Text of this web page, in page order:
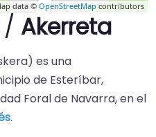
data ©OpenStreetMap contributors
/ Akerreta
es una
de Esteríbar,
Foral de Navarra, en el
.